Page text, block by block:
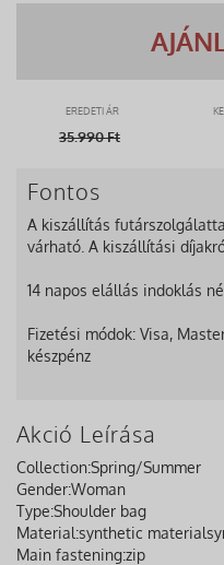
EREDETI ÁR
35.990Ft
Fontos
A kiszállítás
várható. A kiszállítási
14 napos elállás indoklás
Fizetési módok: Visa,
készpénz
Akció Leírása
Collection:Spring/Summer
Gender:Woman
Type:Shoulder bag
Material:synthetic material
Main fastening:zip